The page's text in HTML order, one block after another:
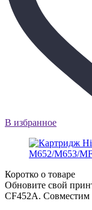
В избранное
Коротко о товаре
Обновите свой
CF452A. Совместим